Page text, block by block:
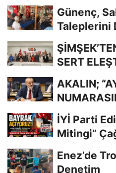
Günenç,
Taleplerini
SERT
AKALIN;
İYİ Parti
Mitingi”
Enez’de
Denetim